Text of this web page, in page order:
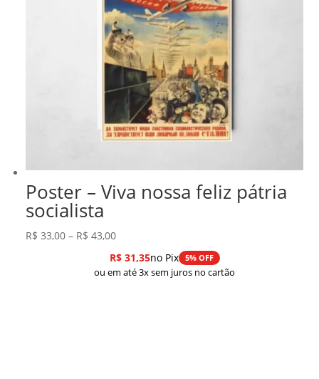
Poster – Viva nossa feliz pátria
socialista
R$ 33,00 – R$ 43,00Faixa
de
preço:
R$31,35no Pix 5% OFF
ou em até 3x sem juros no cartão